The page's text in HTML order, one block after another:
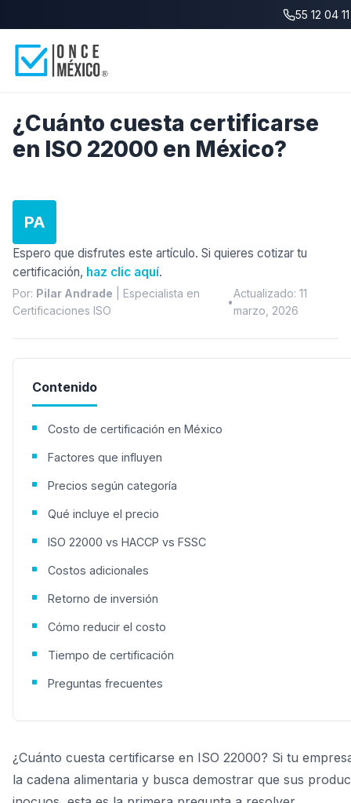
55 12 04 11
¿Cuánto cuesta certificarse
en ISO 22000 en México?
PA
Espero que disfrutes este artículo. Si quieres cotizar tu
certificación, haz clic aquí.
Por: Pilar Andrade | Especialista en
Certificaciones ISO
•
Actualizado: 11
marzo, 2026
¿Cuánto cuesta certificarse en ISO 22000? Si tu
la cadena alimentaria y busca demostrar que sus
Contenido
Costo de certificación en México
Factores que influyen
Precios según categoría
Qué incluye el precio
ISO 22000 vs HACCP vs FSSC
Costos adicionales
Retorno de inversión
Cómo reducir el costo
Tiempo de certificación
Preguntas frecuentes